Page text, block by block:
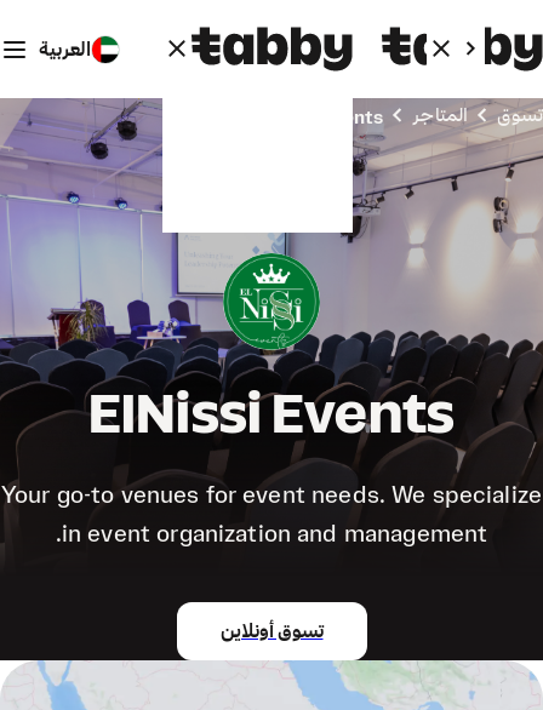
العربية
تسوق المتاجر ElNissi Events
ElNissi Events
Your go-to venues for event needs. We specialize
in event organization and management.
تسوق أونلاين